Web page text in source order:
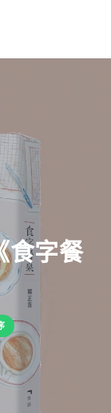
食字餐